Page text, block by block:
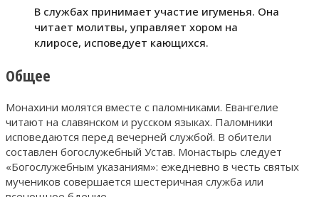
В службах принимает участие игуменья. Она
читает молитвы, управляет хором на
клиросе, исповедует кающихся.
Общее
Монахини молятся вместе с паломниками. Евангелие
читают на славянском и русском языках. Паломники
исповедаются перед вечерней службой. В обители
составлен богослужебный Устав. Монастырь следует
«Богослужебным указаниям»: ежедневно в честь святых
мучеников совершается шестеричная служба или